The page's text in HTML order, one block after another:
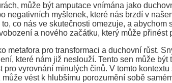
může být amputace vnímána jako
negativních myšlenek, které nás brzdí v
co nás ve skutečnosti omezuje, a abychom
a nového začátku, který může přinést
metafora pro transformaci a duchovní růst.
které nám již neslouží. Tento sen může být
vyrovnání minulých činů. V tomto
vést k hlubšímu porozumění sobě